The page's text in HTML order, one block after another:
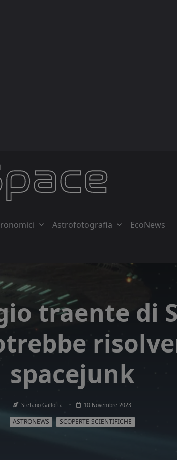
Astrofotografia EcoNews
traente di
spacejunk
Stefano Gallotta 10 Novembre 2023
ASTRONEWS SCOPERTE SCIENTIFICHE